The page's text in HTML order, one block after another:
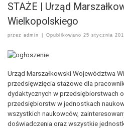
STAŻE | Urząd
Wielkopolskiego
przez admin Opublikowano 25 stycznia
Urząd Marszałkowski Województwa
przedsięwzięcia stażowe dla
dydaktycznych w przedsiębiorstwach
przedsiębiorstw w jednostkach
wszystkich naukowców,
doświadczenia oraz wszystkie